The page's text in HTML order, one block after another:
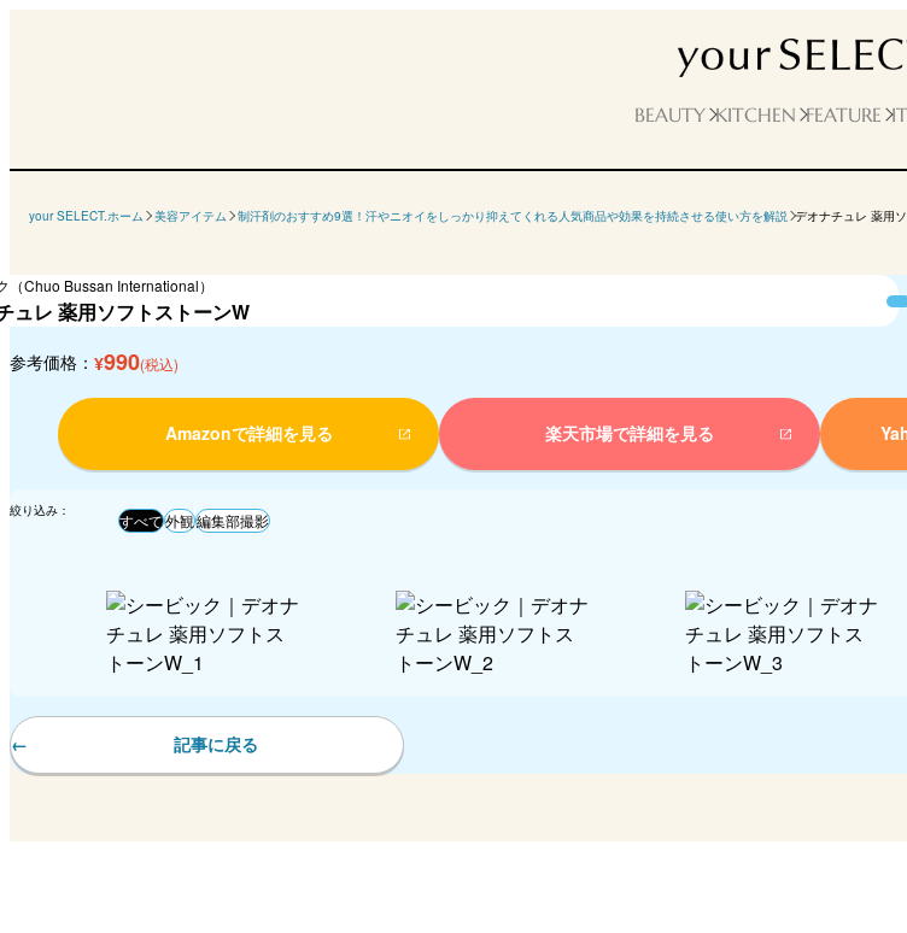
BEAUTY KITCHEN FEATURE
your SELECT.ホーム 美容アイテム 制汗剤のおすすめ9選！汗やニオイをしっかり抑えてくれる人気商品や効果を持続させる使い方を解説 デオナチュレ 薬用
（Chuo Bussan International）
ュレ 薬用ソフトストーンW
参考価格： ¥990(税込)
Amazonで詳細を見る 楽天市場で詳細を見る
絞り込み： すべて外観編集部撮影
記事に戻る